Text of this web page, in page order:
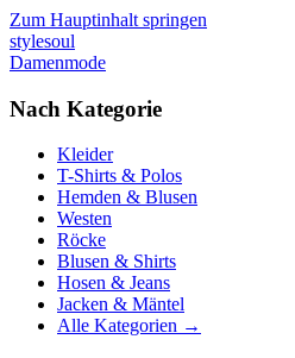
Zum Hauptinhalt springen
stylesoul
Damenmode
Nach Kategorie
Kleider
T-Shirts & Polos
Hemden & Blusen
Westen
Röcke
Blusen & Shirts
Hosen & Jeans
Jacken & Mäntel
Alle Kategorien →